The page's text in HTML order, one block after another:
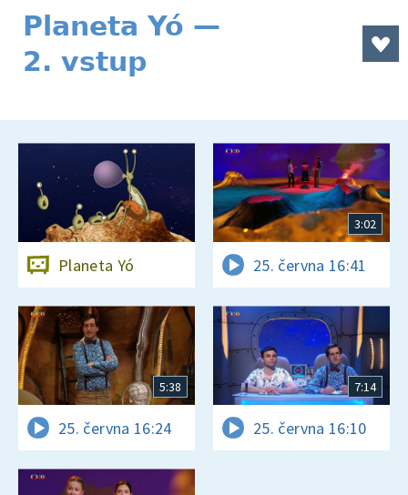
Planeta Yó —
2. vstup
Planeta Yó
3:02
25. června 16:41
5:38
25. června 16:24
7:14
25. června 16:10